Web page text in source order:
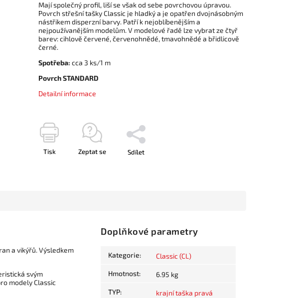
Mají společný profil, liší se však od sebe povrchovou úpravou.
Povrch střešní tašky Classic je hladký a je opatřen dvojnásobným
nástřikem disperzní barvy. Patří k nejoblíbenějším a
nejpoužívanějším modelům. V modelové řadě lze vybrat ze čtyř
barev: cihlově červené, červenohnědé, tmavohnědé a břidlicově
černé.
Spotřeba: cca 3 ks/1 m
Povrch STANDARD
Detailní informace
Tisk Zeptat se Sdílet
a vikýřů. Výsledkem
svým
modely Classic
Doplňkové parametry
Kategorie: Classic (CL)
Hmotnost: 6.95 kg
TYP: krajní taška pravá